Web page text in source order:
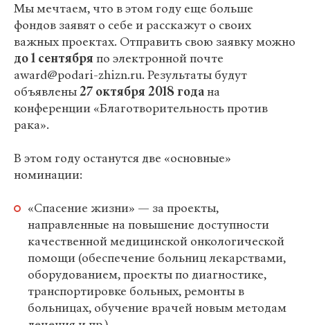
Мы мечтаем, что в этом году еще больше
фондов заявят о себе и расскажут о своих
важных проектах. Отправить свою заявку можно
до 1 сентябряпо электронной почте
award@podari-zhizn.ru. Результаты будут
объявлены27 октября 2018 годана
конференции «Благотворительность против
рака».
В этом году останутся две «основные»
номинации:
«Спасение жизни» — за проекты,
направленные на повышение доступности
качественной медицинской онкологической
помощи (обеспечение больниц лекарствами,
оборудованием, проекты по диагностике,
транспортировке больных, ремонты в
больницах, обучение врачей новым методам